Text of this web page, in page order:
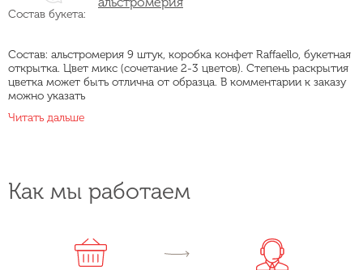
Состав букета:
Состав: альстромерия 9 штук, коробка конфет Raffaello, букетная
открытка. Цвет микс (сочетание 2-3 цветов). Степень раскрытия
цветка может быть отлична от образца. В комментарии к заказу
можно указать
Читать дальше
Как мы работаем